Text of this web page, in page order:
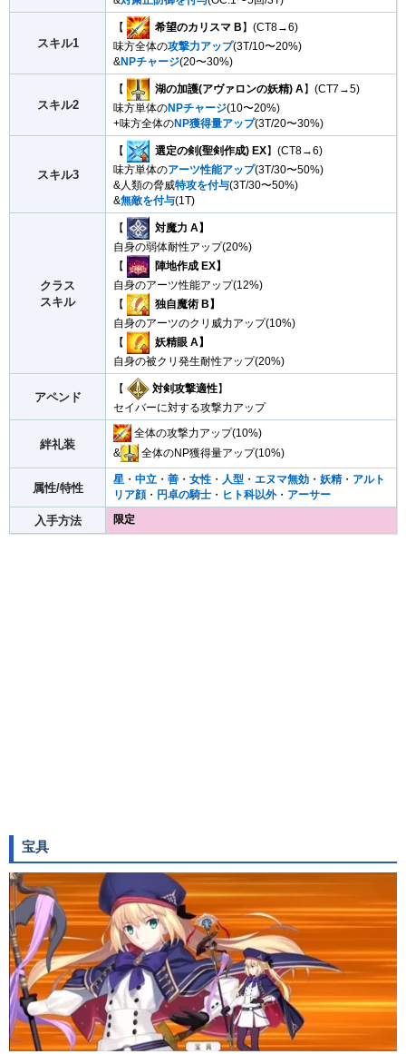
スキル1
【 希望のカリスマ B】(CT8→6)
味方全体の攻撃力アップ(3T/10〜20%)
&NPチャージ(20〜30%)
スキル2
【 湖の加護(アヴァロンの妖精) A】(CT7→5)
味方単体のNPチャージ(10〜20%)
+味方全体のNP獲得量アップ(3T/20〜30%)
スキル3
【 選定の剣(聖剣作成) EX】(CT8→6)
味方単体のアーツ性能アップ(3T/30〜50%)
&人類の脅威特攻を付与(3T/30〜50%)
&無敵を付与(1T)
クラス
スキル
【
対魔力 A】
自身の弱体耐性アップ(20%)
【
陣地作成 EX】
自身のアーツ性能アップ(12%)
【
独自魔術 B】
自身のアーツのクリ威力アップ(10%)
【
妖精眼 A】
自身の被クリ発生耐性アップ(20%)
アペンド
【 対剣攻撃適性】
セイバーに対する攻撃力アップ
絆礼装
全体の攻撃力アップ(10%)
&
全体のNP獲得量アップ(10%)
属性/特性
星 ・ 中立 ・ 善 ・ 女性 ・ 人型 ・ エヌマ無効 ・ 妖精・ アルト
リア顔・ 円卓の騎士 ・ ヒト科以外・ アーサー
入手方法 限定
宝具